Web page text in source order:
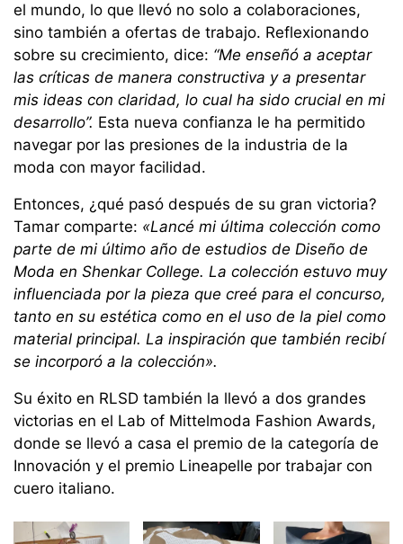
el mundo, lo que llevó no solo a colaboraciones,
sino también a ofertas de trabajo. Reflexionando
sobre su crecimiento, dice: “Me enseñó a aceptar
las críticas de manera constructiva y a presentar
mis ideas con claridad, lo cual ha sido crucial en mi
desarrollo”. Esta nueva confianza le ha permitido
navegar por las presiones de la industria de la
moda con mayor facilidad.
Entonces, ¿qué pasó después de su gran victoria?
Tamar comparte: «Lancé mi última colección como
parte de mi último año de estudios de Diseño de
Moda en Shenkar College. La colección estuvo muy
influenciada por la pieza que creé para el concurso,
tanto en su estética como en el uso de la piel como
material principal. La inspiración que también recibí
se incorporó a la colección».
Su éxito en RLSD también la llevó a dos grandes
victorias en el Lab of Mittelmoda Fashion Awards,
donde se llevó a casa el premio de la categoría de
Innovación y el premio Lineapelle por trabajar con
cuero italiano.